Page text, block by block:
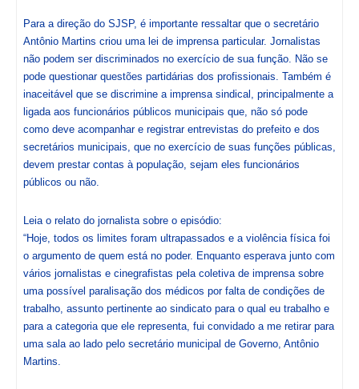
Para a direção do SJSP, é importante ressaltar que o secretário
Antônio Martins criou uma lei de imprensa particular. Jornalistas
não podem ser discriminados no exercício de sua função. Não se
pode questionar questões partidárias dos profissionais. Também é
inaceitável que se discrimine a imprensa sindical, principalmente a
ligada aos funcionários públicos municipais que, não só pode
como deve acompanhar e registrar entrevistas do prefeito e dos
secretários municipais, que no exercício de suas funções públicas,
devem prestar contas à população, sejam eles funcionários
públicos ou não.
Leia o relato do jornalista sobre o episódio:
“Hoje, todos os limites foram ultrapassados e a violência física foi
o argumento de quem está no poder. Enquanto esperava junto com
vários jornalistas e cinegrafistas pela coletiva de imprensa sobre
uma possível paralisação dos médicos por falta de condições de
trabalho, assunto pertinente ao sindicato para o qual eu trabalho e
para a categoria que ele representa, fui convidado a me retirar para
uma sala ao lado pelo secretário municipal de Governo, Antônio
Martins.